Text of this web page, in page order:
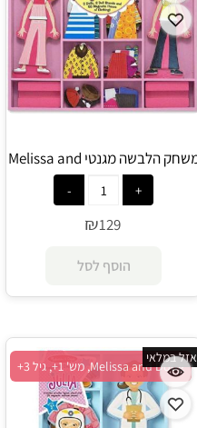
משחק הלבשה מגנטי Melissa and
Doug - Abby & Emma
₪129
הוסף לסל
Melissa and Doug, מש' 1+, גיל 3+
אזל במלאי